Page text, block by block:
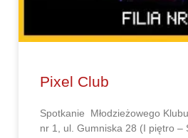
Pixel Club
Spotkanie Młodzieżowego
nr 1, ul. Gumniska 28 (I piętro –